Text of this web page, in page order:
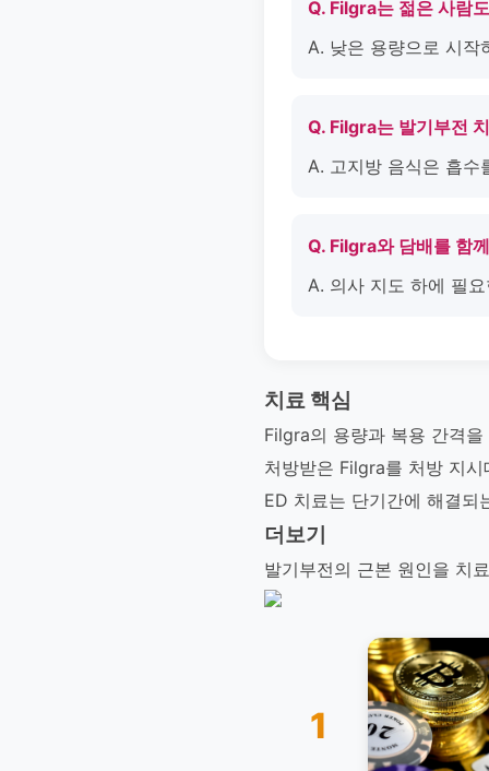
Q. Filgra는 젊은 사람
A. 낮은 용량으로 시작
Q. Filgra는 발기부전
A. 고지방 음식은 흡수
Q. Filgra와 담배를 함
A. 의사 지도 하에 필
치료 핵심
Filgra의 용량과 복용 간격
처방받은 Filgra를 처방 지
ED 치료는 단기간에 해결되
더보기
발기부전의 근본 원인을 치
1